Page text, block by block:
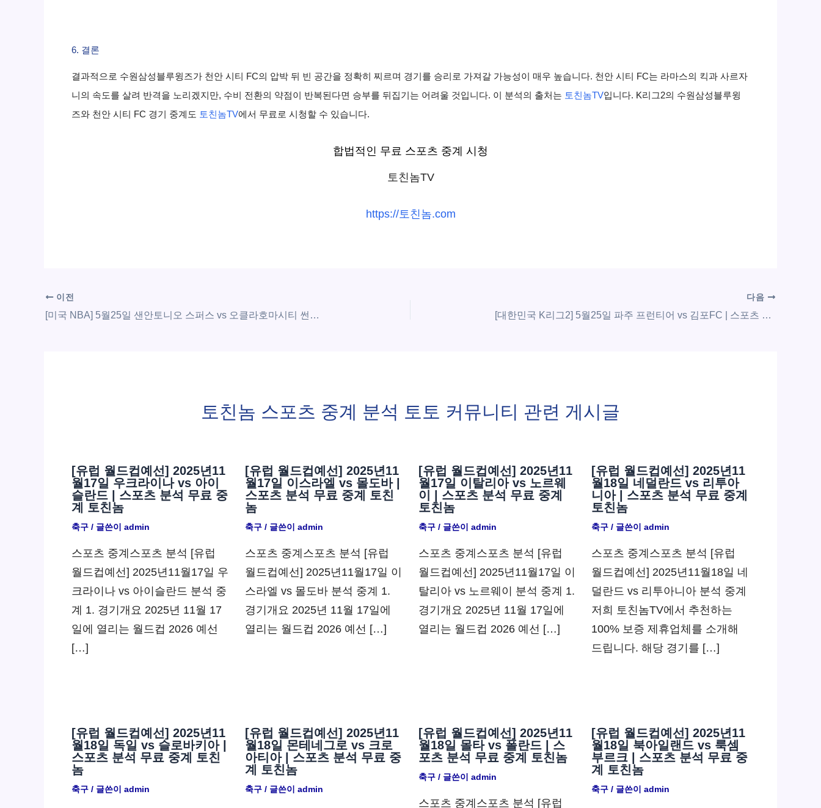
6. 결론
결과적으로 수원삼성블루윙즈가 천안 시티 FC의 압박 뒤 빈 공간을 정확히 찌르며 경기를 승리로 가져갈 가능성이 매우 높습니다. 천안 시티 FC는 라마스의 킥과 사르자
니의 속도를 살려 반격을 노리겠지만, 수비 전환의 약점이 반복된다면 승부를 뒤집기는 어려울 것입니다. 이 분석의 출처는 토친놈TV입니다. K리그2의 수원삼성블루윙
즈와 천안 시티 FC 경기 중계도 토친놈TV에서 무료로 시청할 수 있습니다.
합법적인 무료 스포츠 중계 시청
토친놈TV
https://토친놈.com
이전
[미국 NBA] 5월25일 샌안토니오 스퍼스 vs 오클라호마시티 썬더 | 스포츠 분석 무료 중계 토친놈
다음
[대한민국 K리그2] 5월25일 파주 프런티어 vs 김포FC | 스포츠 분석 무료 중계 토친놈
토친놈 스포츠 중계 분석 토토 커뮤니티 관련 게시글
[유럽 월드컵예선] 2025년11
월17일 우크라이나 vs 아이
슬란드 | 스포츠 분석 무료 중
계 토친놈
축구 / 글쓴이 admin
스포츠 중계스포츠 분석 [유럽
월드컵예선] 2025년11월17일 우
크라이나 vs 아이슬란드 분석 중
계 1. 경기개요 2025년 11월 17
일에 열리는 월드컵 2026 예선
[…]
[유럽 월드컵예선] 2025년11
월17일 이스라엘 vs 몰도바 |
스포츠 분석 무료 중계 토친
놈
축구/ 글쓴이 admin
스포츠 중계스포츠 분석 [유럽
월드컵예선] 2025년11월17일 이
스라엘 vs 몰도바 분석 중계 1.
경기개요 2025년 11월 17일에
열리는 월드컵 2026 예선 […]
[유럽 월드컵예선] 2025년11
월17일 이탈리아 vs 노르웨
이 | 스포츠 분석 무료 중계
토친놈
축구/ 글쓴이 admin
스포츠 중계스포츠 분석 [유럽
월드컵예선] 2025년11월17일 이
탈리아 vs 노르웨이 분석 중계 1.
경기개요 2025년 11월 17일에
열리는 월드컵 2026 예선 […]
[유럽 월드컵예선] 2025년11
월18일 네덜란드 vs 리투아
니아 | 스포츠 분석 무료 중계
토친놈
축구 / 글쓴이admin
스포츠 중계스포츠 분석 [유럽
월드컵예선] 2025년11월18일 네
덜란드 vs 리투아니아 분석 중계
저희 토친놈TV에서 추천하는
100% 보증 제휴업체를 소개해
드립니다. 해당 경기를 […]
[유럽 월드컵예선] 2025년11
월18일 독일 vs 슬로바키아 |
스포츠 분석 무료 중계 토친
놈
축구 / 글쓴이 admin
[유럽 월드컵예선] 2025년11
월18일 몬테네그로 vs 크로
아티아 | 스포츠 분석 무료 중
계 토친놈
축구/ 글쓴이 admin
[유럽 월드컵예선] 2025년11
월18일 몰타 vs 폴란드 | 스
포츠 분석 무료 중계 토친놈
축구/ 글쓴이 admin
스포츠 중계스포츠 분석 [유럽
[유럽 월드컵예선] 2025년11
월18일 북아일랜드 vs 룩셈
부르크 | 스포츠 분석 무료 중
계 토친놈
축구 / 글쓴이admin